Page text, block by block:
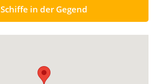
Schiffe in der Gegend